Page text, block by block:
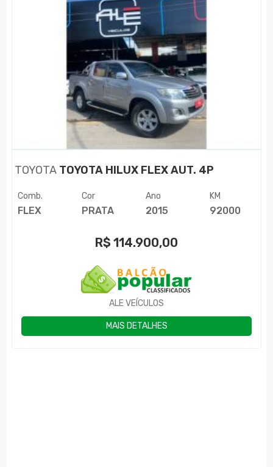
TOYOTA TOYOTA HILUX FLEX AUT. 4P
Comb.
FLEX
Cor
PRATA
Ano
2015
KM
92000
R$ 114.900,00
ALE VEÍCULOS
MAIS DETALHES